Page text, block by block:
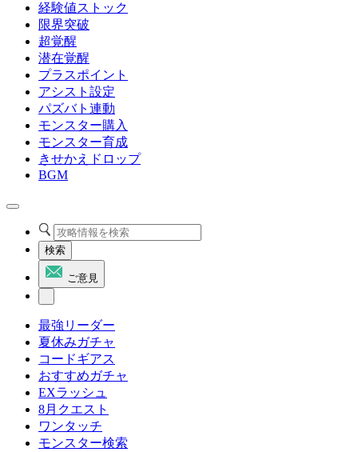
経験値ストック
限界突破
超覚醒
潜在覚醒
プラスポイント
アシスト設定
パズバト連動
モンスター購入
モンスター育成
きせかえドロップ
BGM
検索
ご意見
最強リーダー
夏休みガチャ
コードギアス
おすすめガチャ
EXラッシュ
8月クエスト
ワンタッチ
モンスター検索